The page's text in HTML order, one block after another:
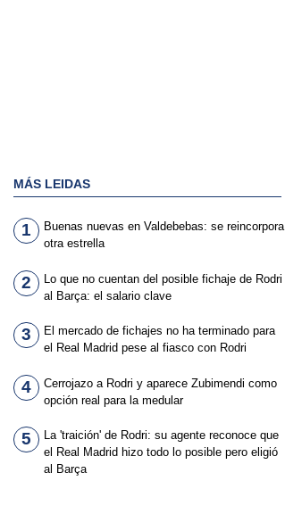
MÁS LEIDAS
1
Buenas nuevas en Valdebebas: se reincorpora
otra estrella
2
Lo que no cuentan del posible fichaje de Rodri
al Barça: el salario clave
3
El mercado de fichajes no ha terminado para
el Real Madrid pese al fiasco con Rodri
4
Cerrojazo a Rodri y aparece Zubimendi como
opción real para la medular
5
La 'traición' de Rodri: su agente reconoce que
el Real Madrid hizo todo lo posible pero eligió
al Barça